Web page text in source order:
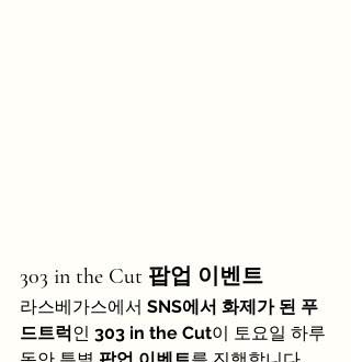
303 in the Cut 팝업 이벤트
라스베가스에서 SNS에서 화제가 된 푸
드트럭인 303 in the Cut이 토요일 하루